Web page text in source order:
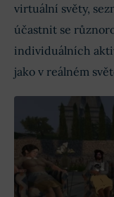
virtuální světy,
účastnit se
individuálních
jako v reálném